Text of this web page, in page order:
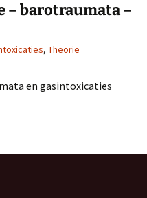
– barotraumata –
, Theorie
en gasintoxicaties